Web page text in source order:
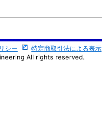
シー 特定商取引法による表示
All rights reserved.